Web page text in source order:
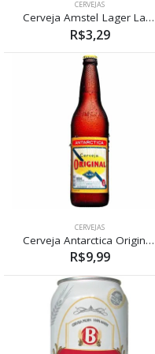
CERVEJAS
Cerveja Amstel Lager Lata 350ml
R$3,29
CERVEJAS
Cerveja Antarctica Original Garrafa 600ml
R$9,99